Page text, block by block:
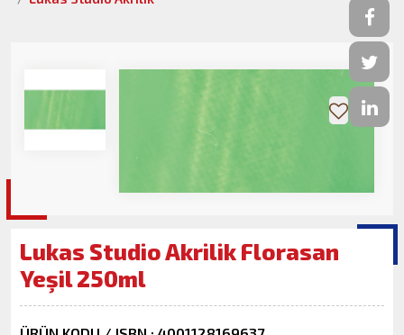
Lukas Studio Akrilik Florasan
Yeşil 250ml